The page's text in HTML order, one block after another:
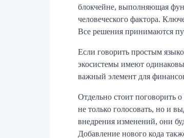
блокчейне, выполняющая
человеческого фактора.
Все решения принимаются
Если говорить простым
экосистемы имеют
важный элемент для
Отдельно стоит поговорить
не только голосовать, но и
внедрения изменений, они
Добавление нового кода